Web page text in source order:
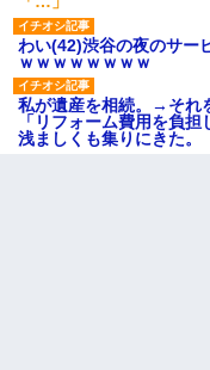
わい(42)渋谷の夜のサー
ｗｗｗｗｗｗｗｗ
私が遺産を相続。→それ
「リフォーム費用を負
浅ましくも集りにきた。